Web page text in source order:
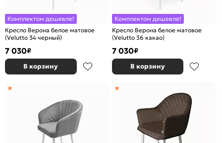
Комплектом дешевле!
Кресло Верона белое матовое
(Velutto 34 черный)
7 030₽
В корзину
Комплектом дешевле!
Кресло Верона белое матовое
(Velutto 36 какао)
7 030₽
В корзину